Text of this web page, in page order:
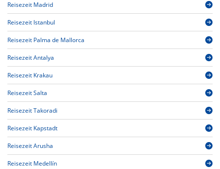
Reisezeit Madrid
Reisezeit Istanbul
Reisezeit Palma de Mallorca
Reisezeit Antalya
Reisezeit Krakau
Reisezeit Salta
Reisezeit Takoradi
Reisezeit Kapstadt
Reisezeit Arusha
Reisezeit Medellín